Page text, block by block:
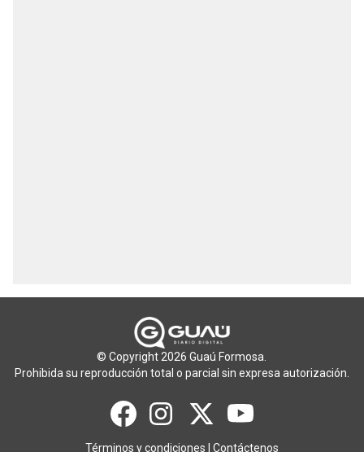
© Copyright 2026 Guaú Formosa.
Prohibida su reproducción total o parcial sin expresa autorización.
Términos y condiciones Contáctenos